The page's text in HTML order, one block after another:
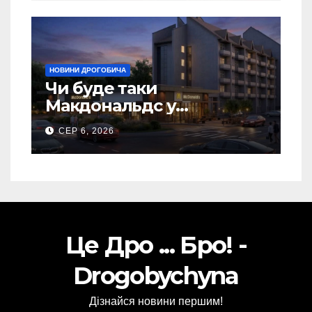
НОВИНИ ДРОГОБИЧА
Чи буде таки
Макдональдс у
Дрогобичі? (Фото)
СЕР 6, 2026
Це Дро ... Бро! -
Drogobychyna
Дізнайся новини першим!